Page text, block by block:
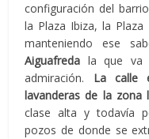
configuración del
la Plaza Ibiza, la
manteniendo ese
Aiguafreda la que va
admiración. La calle
lavanderas de la zona
clase alta y todavía
pozos de donde se